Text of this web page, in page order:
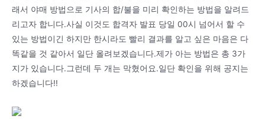
래서 야매 방법으로 기사의 합/불을 미리 확인하는 방법을 알려드
리고자 합니다.사실 이것도 합격자 발표 당일 00시 넘어서 할 수
있는 방법이긴 하지만 한시라도 빨리 결과를 알고 싶은 마음은 다
똑같을 것 같아서 일단 올려보겠습니다.제가 아는 방법은 총 3가
지가 있습니다.그런데 두 개는 막혔어요.일단 확인을 위해 공지는
하겠습니다!!